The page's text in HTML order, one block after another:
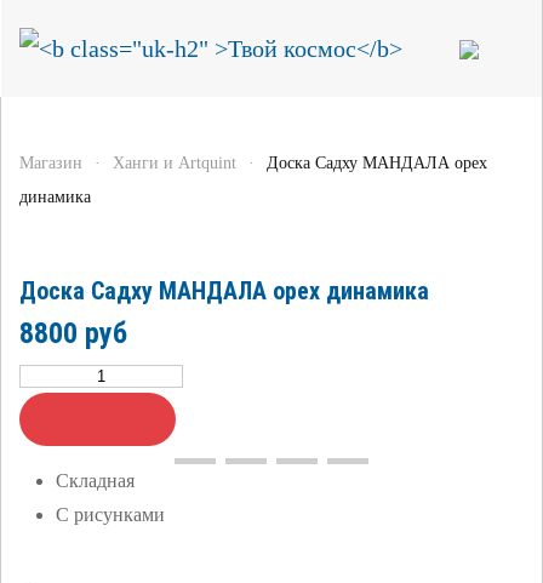
Магазин Ханги и Artquint
Доска Садху МАНДАЛА орех
динамика
Доска Садху МАНДАЛА орех динамика
8800 руб
Складная
С рисунками